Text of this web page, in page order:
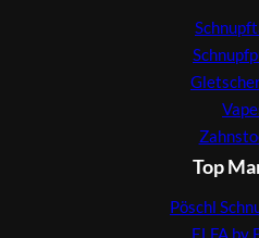
Top
Pöschl
ELFA by